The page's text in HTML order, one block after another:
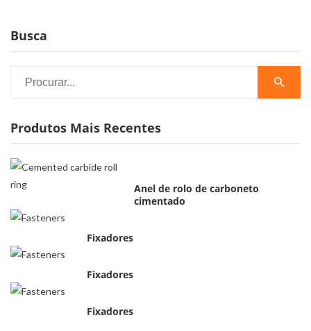
Busca
Produtos Mais Recentes
Anel de rolo de carboneto
cimentado
Fixadores
Fixadores
Fixadores